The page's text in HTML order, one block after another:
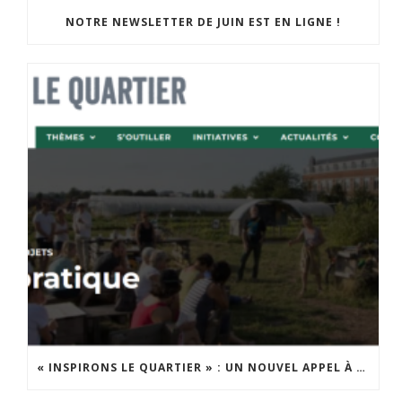
NOTRE NEWSLETTER DE JUIN EST EN LIGNE !
« INSPIRONS LE QUARTIER » : UN NOUVEL APPEL À PROJETS EST LANCÉ !